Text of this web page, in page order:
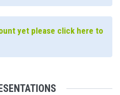
yet please click here to